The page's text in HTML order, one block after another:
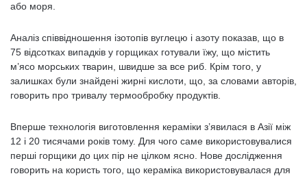
або моря.
Аналіз співвідношення ізотопів вуглецю і азоту показав, що в
75 відсотках випадків у горщиках готували їжу, що містить
м’ясо морських тварин, швидше за все риб. Крім того, у
залишках були знайдені жирні кислоти, що, за словами авторів,
говорить про тривалу термообробку продуктів.
Вперше технологія виготовлення кераміки з’явилася в Азії між
12 і 20 тисячами років тому. Для чого саме використовувалися
перші горщики до цих пір не цілком ясно. Нове дослідження
говорить на користь того, що кераміка використовувалася для